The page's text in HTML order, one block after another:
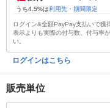
うち4.5%は利用先・期間限定
ログイン&全額PayPay支払いで獲
表示よりも実際の付与数、付与率
い。
ログインはこちら
販売単位